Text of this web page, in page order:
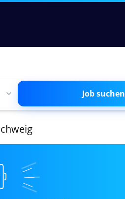
Job suchen